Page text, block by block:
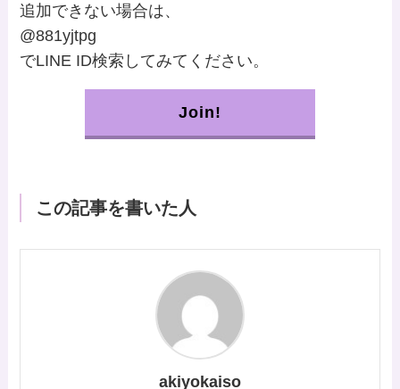
追加できない場合は、
@881yjtpg
でLINE ID検索してみてください。
Join!
この記事を書いた人
akiyokaiso